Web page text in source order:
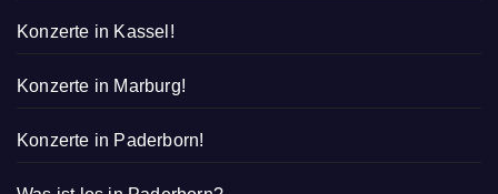
Konzerte in Kassel!
Konzerte in Marburg!
Konzerte in Paderborn!